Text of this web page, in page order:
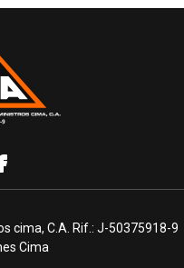
cima, C.A. Rif.: J-50375918-9
Cima